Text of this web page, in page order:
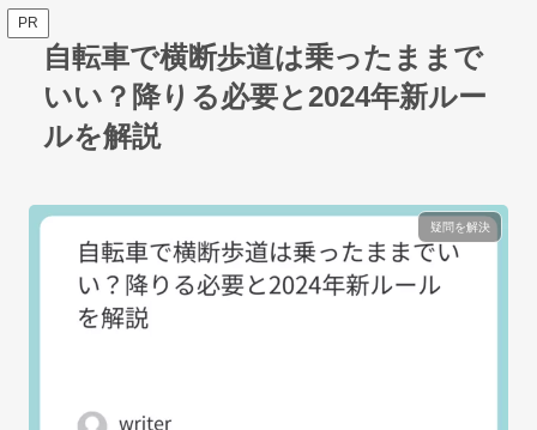
PR
自転車で横断歩道は乗ったままで
いい？降りる必要と2024年新ルー
ルを解説
疑問を解決